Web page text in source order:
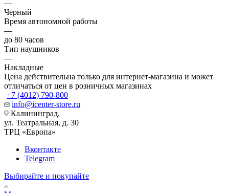
—
Черный
Время автономной работы
—
до 80 часов
Тип наушников
—
Накладные
Цена действительна только для интернет-магазина и может
отличаться от цен в розничных магазинах
+7 (4012) 790-800
info@icenter-store.ru
Калининград,
ул. Театральная, д. 30
ТРЦ «Европа»
Вконтакте
Telegram
Выбирайте и покупайте